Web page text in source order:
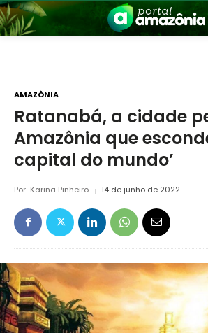
Amazônia
AMAZÔNIA
Ratanabá, a cidade
Amazônia que
capital do mundo’
Por Karina Pinheiro 14 de junho de 2022